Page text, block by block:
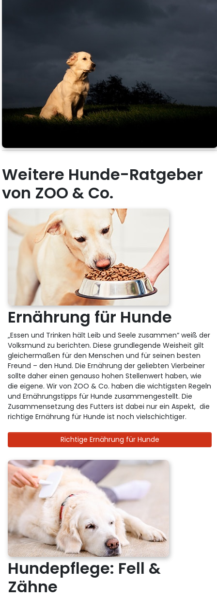
Weitere Hunde-Ratgeber
von ZOO & Co.
Ernährung für Hunde
„Essen und Trinken hält Leib und Seele zusammen“ weiß der
Volksmund zu berichten. Diese grundlegende Weisheit gilt
gleichermaßen für den Menschen und für seinen besten
Freund – den Hund. Die Ernährung der geliebten Vierbeiner
sollte daher einen genauso hohen Stellenwert haben, wie
die eigene. Wir von ZOO & Co. haben die wichtigsten Regeln
und Ernährungstipps für Hunde zusammengestellt. Die
Zusammensetzung des Futters ist dabei nur ein Aspekt, die
richtige Ernährung für Hunde ist noch vielschichtiger.
Richtige Ernährung für Hunde
Hundepflege: Fell &
Zähne